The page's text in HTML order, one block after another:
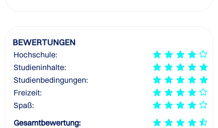
BEWERTUNGEN
Hochschule:
Studieninhalte:
Studienbedingungen:
Freizeit:
Spaß:
Gesamtbewertung: